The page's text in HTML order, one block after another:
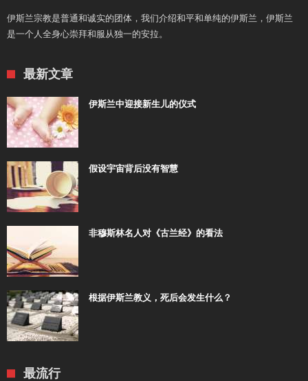
伊斯兰宗教是普通和诚实的团体，我们介绍和平和单纯的伊斯兰，伊斯兰
是一个人全身心崇拜和服从独一的安拉。
最新文章
伊斯兰中迎接新生儿的仪式
假设宇宙背后没有智慧
非穆斯林名人对《古兰经》的看法
根据伊斯兰教义，死后会发生什么？
最流行